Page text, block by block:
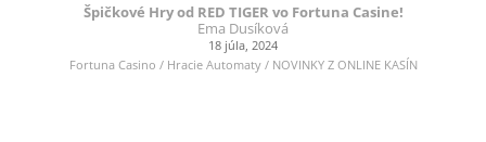
Špičkové Hry od RED TIGER vo Fortuna Casine!
Ema Dusíková
18 júla, 2024
Fortuna Casino / Hracie Automaty / NOVINKY Z ONLINE KASÍN